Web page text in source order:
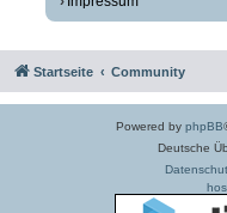
Startseite Community
Powered by phpBB
Deutsche